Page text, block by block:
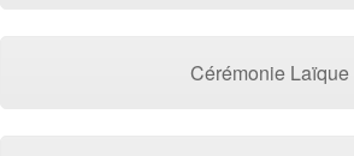
Cérémonie Laïque